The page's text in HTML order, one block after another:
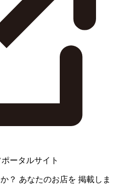
ータルサイト
？ あなたのお店を 掲載しま